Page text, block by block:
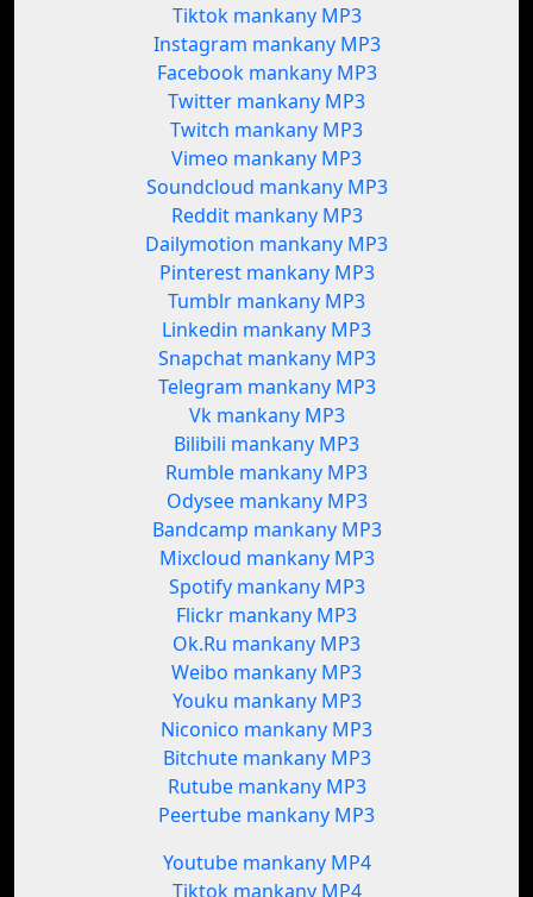
Tiktok mankany MP3
Instagram mankany MP3
Facebook mankany MP3
Twitter mankany MP3
Twitch mankany MP3
Vimeo mankany MP3
Soundcloud mankany MP3
Reddit mankany MP3
Dailymotion mankany MP3
Pinterest mankany MP3
Tumblr mankany MP3
Linkedin mankany MP3
Snapchat mankany MP3
Telegram mankany MP3
Vk mankany MP3
Bilibili mankany MP3
Rumble mankany MP3
Odysee mankany MP3
Bandcamp mankany MP3
Mixcloud mankany MP3
Spotify mankany MP3
Flickr mankany MP3
Ok.Ru mankany MP3
Weibo mankany MP3
Youku mankany MP3
Niconico mankany MP3
Bitchute mankany MP3
Rutube mankany MP3
Peertube mankany MP3
Youtube mankany MP4
Tiktok mankany MP4